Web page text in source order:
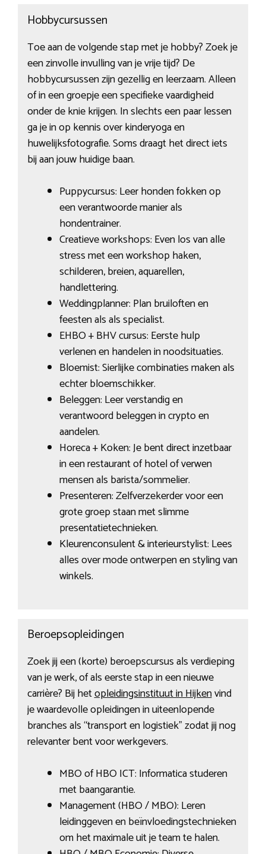
Hobbycursussen
Toe aan de volgende stap met je hobby? Zoek je
een zinvolle invulling van je vrije tijd? De
hobbycursussen zijn gezellig en leerzaam. Alleen
of in een groepje een specifieke vaardigheid
onder de knie krijgen. In slechts een paar lessen
ga je in op kennis over kinderyoga en
huwelijksfotografie. Soms draagt het direct iets
bij aan jouw huidige baan.
Puppycursus: Leer honden fokken op
een verantwoorde manier als
hondentrainer.
Creatieve workshops: Even los van alle
stress met een workshop haken,
schilderen, breien, aquarellen,
handlettering.
Weddingplanner: Plan bruiloften en
feesten als als specialist.
EHBO + BHV cursus: Eerste hulp
verlenen en handelen in noodsituaties.
Bloemist: Sierlijke combinaties maken als
echter bloemschikker.
Beleggen: Leer verstandig en
verantwoord beleggen in crypto en
aandelen.
Horeca + Koken: Je bent direct inzetbaar
in een restaurant of hotel of verwen
mensen als barista/sommelier.
Presenteren: Zelfverzekerder voor een
grote groep staan met slimme
presentatietechnieken.
Kleurenconsulent & interieurstylist: Lees
alles over mode ontwerpen en styling van
winkels.
Beroepsopleidingen
Zoek jij een (korte) beroepscursus als verdieping
van je werk, of als eerste stap in een nieuwe
carrière? Bij hetopleidingsinstituut in Hijkenvind
je waardevolle opleidingen in uiteenlopende
branches als “transport en logistiek” zodat jij nog
relevanter bent voor werkgevers.
MBO of HBO ICT: Informatica studeren
met baangarantie.
Management (HBO / MBO): Leren
leidinggeven en beïnvloedingstechnieken
om het maximale uit je team te halen.